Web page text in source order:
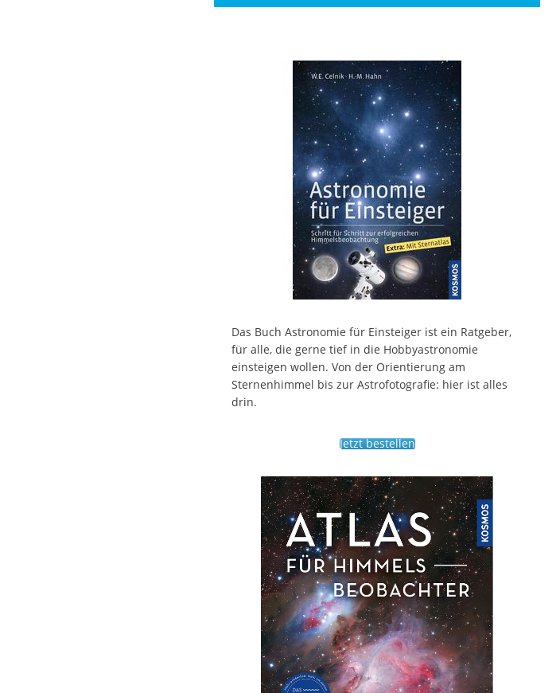
Das Buch Astronomie für Einsteiger ist ein Ratgeber,
für alle, die gerne tief in die Hobbyastronomie
einsteigen wollen. Von der Orientierung am
Sternenhimmel bis zur Astrofotografie: hier ist alles
drin.
Jetzt bestellen